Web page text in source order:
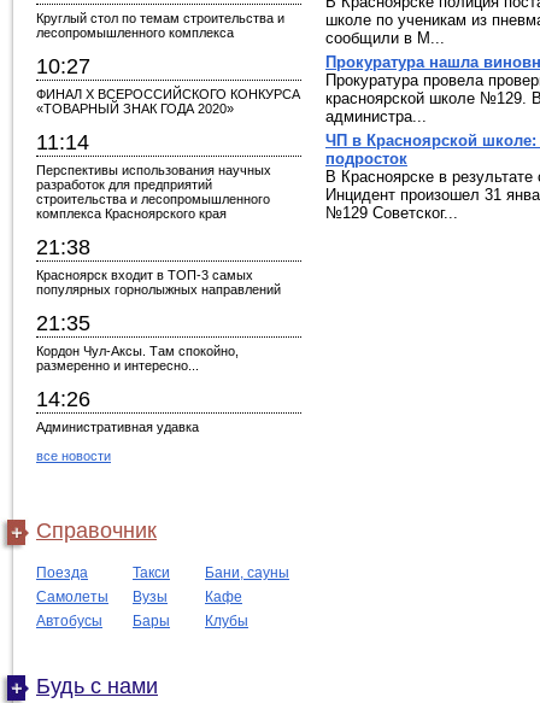
Круглый стол по темам строительства и
лесопромышленного комплекса
10:27
ФИНАЛ X ВСЕРОССИЙСКОГО КОНКУРСА
«ТОВАРНЫЙ ЗНАК ГОДА 2020»
11:14
Перспективы использования научных
разработок для предприятий
строительства и лесопромышленного
комплекса Красноярского края
21:38
Красноярск входит в ТОП-3 самых
популярных горнолыжных направлений
21:35
Кордон Чул-Аксы. Там спокойно,
размеренно и интересно...
14:26
Административная удавка
все новости
Справочник
Поезда Такси
Бани, сауны
Самолеты
Вузы
Кафе
Автобусы
Бары Клубы
Будь с нами
школе по ученикам из
сообщили в М...
Прокуратура нашла
Прокуратура провела
красноярской школе №129.
администра...
ЧП в Красноярской школе:
подросток
В Красноярске в
Инцидент произошел 31
№129 Советског...